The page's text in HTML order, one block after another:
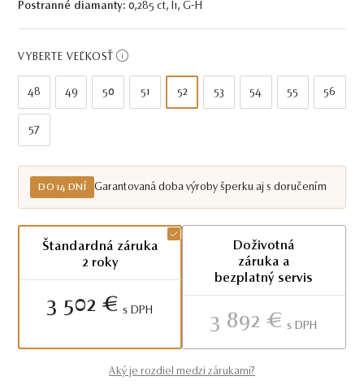
Postranné diamanty: 0,285 ct, I1, G-H
VYBERTE VEĽKOSŤ
48 49 50 51 52 53 54 55 56
57
DO 14 DNÍ Garantovaná doba výroby šperku aj s doručením
Štandardná záruka
2 roky
3 502 € S DPH
Doživotná
záruka a
bezplatný servis
3 892 € S DPH
Aký je rozdiel medzi zárukami?